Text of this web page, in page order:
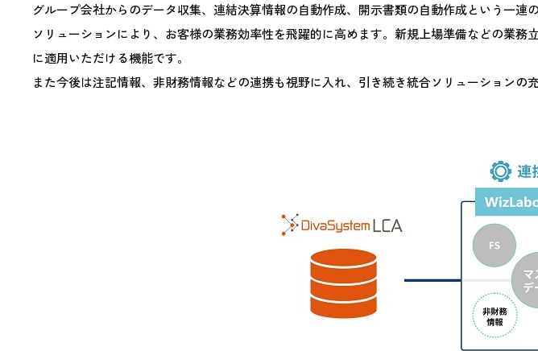
グループ会社からのデータ収集、連結決算情報の自動作成、開示書類の自動作成という一
ソリューションにより、お客様の業務効率性を飛躍的に高めます。新規上場準備などの業
に適用いただける機能です。
また今後は注記情報、非財務情報などの連携も視野に入れ、引き続き統合ソリューションの